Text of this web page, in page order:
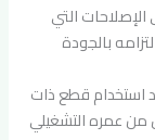
التي
بالجودة
استخدام قطع ذات
من عمره التشغيلي